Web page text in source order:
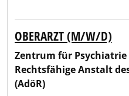
OBERARZT (M/W/D)
Zentrum für Psychiatrie
Rechtsfähige Anstalt
(AdöR)